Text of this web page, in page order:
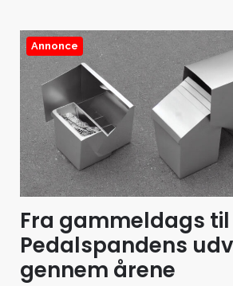
Annonce
Fra gammeldags
Pedalspandens
gennem årene